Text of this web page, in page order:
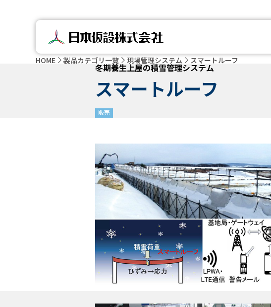
HOME 製品カテゴリ一覧 現場管理システム スマートルーフ
冬期養生上屋の積雪管理システム
スマートルーフ
販売